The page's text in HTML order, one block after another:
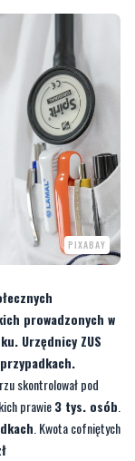
PIXABAY
prowadzonych w
Urzędnicy ZUS
skontrolował pod
prawie3 tys. osób.
. Kwota cofniętych